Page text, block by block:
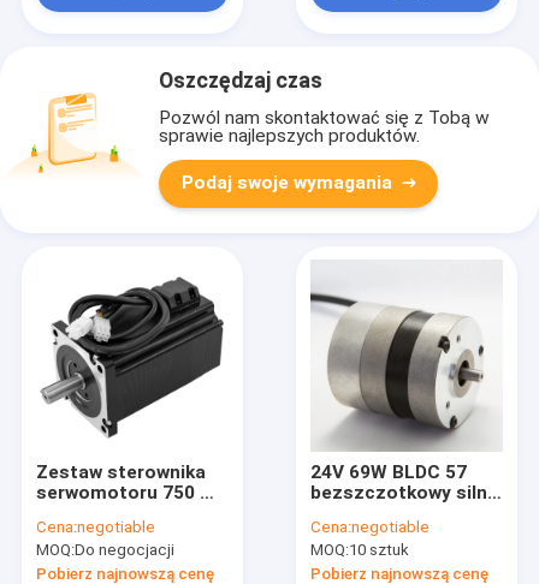
Oszczędzaj czas
Pozwól nam skontaktować się z Tobą w
sprawie najlepszych produktów.
Podaj swoje wymagania
Zestaw sterownika
serwomotoru 750 W
do frezarki Cnc
Cena:negotiable
MOQ:Do negocjacji
Pobierz najnowszą cenę
24V 69W BLDC 57
bezszczotkowy silnik
wewnętrznym
sterownikiem
Cena:negotiable
MOQ:10 sztuk
Pobierz najnowszą cenę